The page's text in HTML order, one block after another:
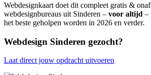
Webdesignkaart doet dit compleet gratis &
webdesignbureaus uit Sinderen – voor altijd –
het beste geholpen worden in 2026 en verder.
Webdesign Sinderen gezocht?
Laat direct jouw opdracht uitvoeren